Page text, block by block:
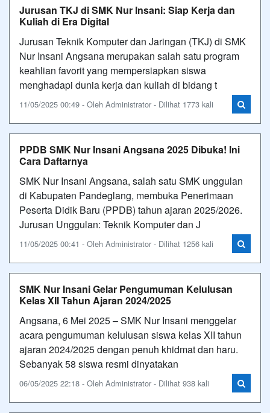
Jurusan TKJ di SMK Nur Insani: Siap Kerja dan
Kuliah di Era Digital
Jurusan Teknik Komputer dan Jaringan (TKJ) di SMK
Nur Insani Angsana merupakan salah satu program
keahlian favorit yang mempersiapkan siswa
menghadapi dunia kerja dan kuliah di bidang t
11/05/2025 00:49 - Oleh Administrator - Dilihat 1773 kali
PPDB SMK Nur Insani Angsana 2025 Dibuka! Ini
Cara Daftarnya
SMK Nur Insani Angsana, salah satu SMK unggulan
di Kabupaten Pandeglang, membuka Penerimaan
Peserta Didik Baru (PPDB) tahun ajaran 2025/2026.
Jurusan Unggulan: Teknik Komputer dan J
11/05/2025 00:41 - Oleh Administrator - Dilihat 1256 kali
SMK Nur Insani Gelar Pengumuman Kelulusan
Kelas XII Tahun Ajaran 2024/2025
Angsana, 6 Mei 2025 – SMK Nur Insani menggelar
acara pengumuman kelulusan siswa kelas XII tahun
ajaran 2024/2025 dengan penuh khidmat dan haru.
Sebanyak 58 siswa resmi dinyatakan
06/05/2025 22:18 - Oleh Administrator - Dilihat 938 kali